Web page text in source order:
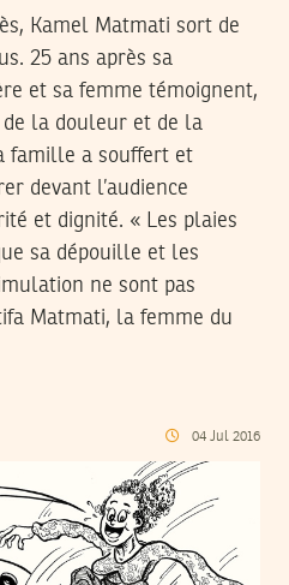
Kamel Matmati sort de
25 ans après sa
et sa femme témoignent,
de la douleur et de la
famille a souffert et
devant l’audience
et dignité. « Les plaies
sa dépouille et les
ne sont pas
Matmati, la femme du
04 Jul 2016